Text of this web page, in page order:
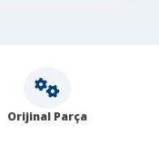
Orijinal Parça